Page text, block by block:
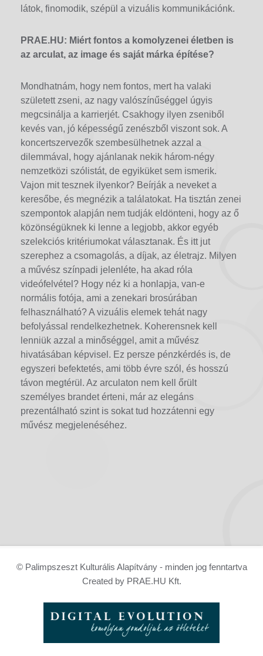
látok, finomodik, szépül a vizuális kommunikációnk.
PRAE.HU: Miért fontos a komolyzenei életben is
az arculat, az image és saját márka építése?
Mondhatnám, hogy nem fontos, mert ha valaki
született zseni, az nagy valószínűséggel úgyis
megcsinálja a karrierjét. Csakhogy ilyen zseniből
kevés van, jó képességű zenészből viszont sok. A
koncertszervezők szembesülhetnek azzal a
dilemmával, hogy ajánlanak nekik három-négy
nemzetközi szólistát, de egyiküket sem ismerik.
Vajon mit tesznek ilyenkor? Beírják a neveket a
keresőbe, és megnézik a találatokat. Ha tisztán zenei
szempontok alapján nem tudják eldönteni, hogy az ő
közönségüknek ki lenne a legjobb, akkor egyéb
szelekciós kritériumokat választanak. És itt jut
szerephez a csomagolás, a díjak, az életrajz. Milyen
a művész színpadi jelenléte, ha akad róla
videófelvétel? Hogy néz ki a honlapja, van-e
normális fotója, ami a zenekari brosúrában
felhasználható? A vizuális elemek tehát nagy
befolyással rendelkezhetnek. Koherensnek kell
lenniük azzal a minőséggel, amit a művész
hivatásában képvisel. Ez persze pénzkérdés is, de
egyszeri befektetés, ami több évre szól, és hosszú
távon megtérül. Az arculaton nem kell őrült
személyes brandet érteni, már az elegáns
prezentálható szint is sokat tud hozzátenni egy
művész megjelenéséhez.
© Palimpszeszt Kulturális Alapítvány - minden jog fenntartva
Created by PRAE.HU Kft.